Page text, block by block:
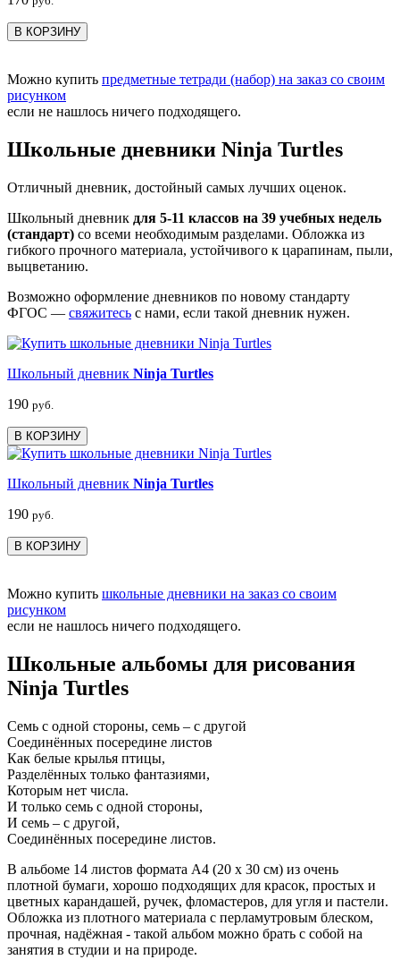
В КОРЗИНУ
Можно купить предметные тетради (набор) на заказ со своим
рисунком
если не нашлось ничего подходящего.
Школьные дневники Ninja Turtles
Отличный дневник, достойный самых лучших оценок.
Школьный дневник для 5-11 классов на 39 учебных недель
(стандарт) со всеми необходимым разделами. Обложка из
гибкого прочного материала, устойчивого к царапинам, пыли,
выцветанию.
Возможно оформление дневников по новому стандарту
ФГОС — свяжитесь с нами, если такой дневник нужен.
Школьный дневник Ninja Turtles
190 руб.
В КОРЗИНУ
Школьный дневник Ninja Turtles
190 руб.
В КОРЗИНУ
Можно купить школьные дневники на заказ со своим
рисунком
если не нашлось ничего подходящего.
Школьные альбомы для рисования
Ninja Turtles
Семь с одной стороны, семь – с другой
Соединённых посередине листов
Как белые крылья птицы,
Разделённых только фантазиями,
Которым нет числа.
И только семь с одной стороны,
И семь – с другой,
Соединённых посередине листов.
В альбоме 14 листов формата А4 (20 х 30 см) из очень
плотной бумаги, хорошо подходящих для красок, простых и
цветных карандашей, ручек, фломастеров, для угля и пастели.
Обложка из плотного материала с перламутровым блеском,
прочная, надёжная - такой альбом можно брать с собой на
занятия в студии и на природе.